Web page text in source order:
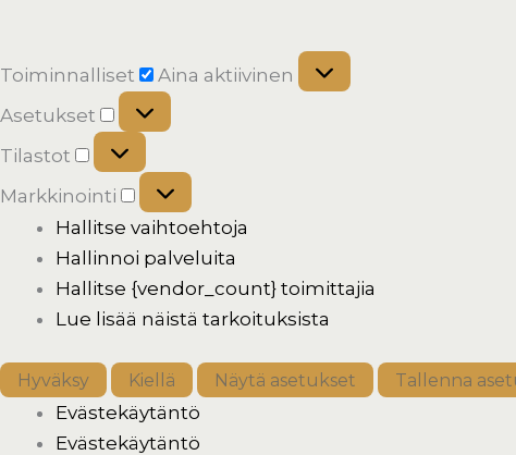
Toiminnalliset
Aina aktiivinen
Asetukset
Tilastot
Markkinointi
Hallitse vaihtoehtoja
Hallinnoi palveluita
Hallitse {vendor_count} toimittajia
Lue lisää näistä tarkoituksista
Hyväksy Kiellä Näytä asetukset Tallenna
Evästekäytäntö
Evästekäytäntö